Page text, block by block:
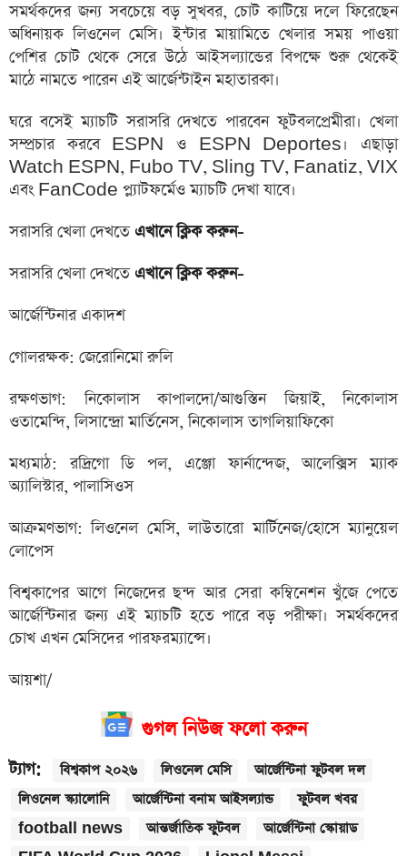
সমর্থকদের জন্য সবচেয়ে বড় সুখবর, চোট কাটিয়ে দলে ফিরেছেন
অধিনায়ক লিওনেল মেসি। ইন্টার মায়ামিতে খেলার সময় পাওয়া
পেশির চোট থেকে সেরে উঠে আইসল্যান্ডের বিপক্ষে শুরু থেকেই
মাঠে নামতে পারেন এই আর্জেন্টাইন মহাতারকা।
ঘরে বসেই ম্যাচটি সরাসরি দেখতে পারবেন ফুটবলপ্রেমীরা। খেলা
সম্প্রচার করবে ESPN ও ESPN Deportes। এছাড়া
Watch ESPN, Fubo TV, Sling TV, Fanatiz, VIX
এবং FanCode প্ল্যাটফর্মেও ম্যাচটি দেখা যাবে।
সরাসরি খেলা দেখতে এখানে ক্লিক করুন-
সরাসরি খেলা দেখতে এখানে ক্লিক করুন-
আর্জেন্টিনার একাদশ
গোলরক্ষক: জেরোনিমো রুলি
রক্ষণভাগ: নিকোলাস কাপালদো/আগুস্তিন জিয়াই, নিকোলাস
ওতামেন্দি, লিসান্দ্রো মার্তিনেস, নিকোলাস তাগলিয়াফিকো
মধ্যমাঠ: রদ্রিগো ডি পল, এঞ্জো ফার্নান্দেজ, আলেক্সিস ম্যাক
অ্যালিস্টার, পালাসিওস
আক্রমণভাগ: লিওনেল মেসি, লাউতারো মার্টিনেজ/হোসে ম্যানুয়েল
লোপেস
বিশ্বকাপের আগে নিজেদের ছন্দ আর সেরা কম্বিনেশন খুঁজে পেতে
আর্জেন্টিনার জন্য এই ম্যাচটি হতে পারে বড় পরীক্ষা। সমর্থকদের
চোখ এখন মেসিদের পারফরম্যান্সে।
আয়শা/
গুগল নিউজ ফলো করুন
ট্যাগ: বিশ্বকাপ ২০২৬ লিওনেল মেসি
আর্জেন্টিনা ফুটবল দল
লিওনেল স্ক্যালোনি
আর্জেন্টিনা বনাম আইসল্যান্ড
ফুটবল খবর
football news
আন্তর্জাতিক ফুটবল
আর্জেন্টিনা স্কোয়াড